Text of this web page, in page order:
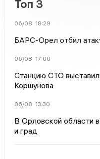
Топ 3
06/08 18:29
БАРС-Орел отбил
06/08 17:00
Станцию СТО
Коршунова
06/08 13:30
В Орловской области
и град